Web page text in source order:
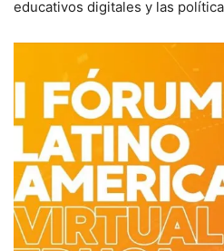
educativos digitales y las